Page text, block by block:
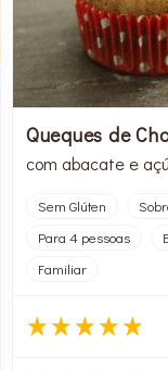
Queques de
com abacate e
Sem Glúten
Para 4 pessoas
Familiar